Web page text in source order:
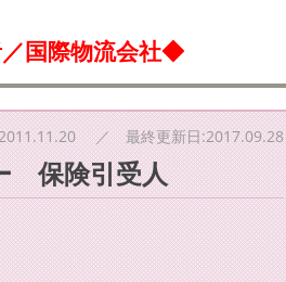
国際物流会社◆
／ 最終更新日:2017.09.28
保険引受人